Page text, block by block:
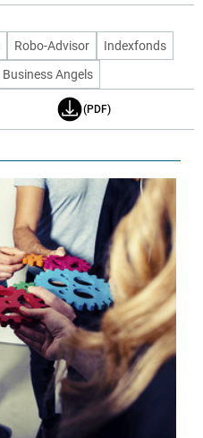
Robo-Advisor
Indexfonds
Business Angels
(PDF)